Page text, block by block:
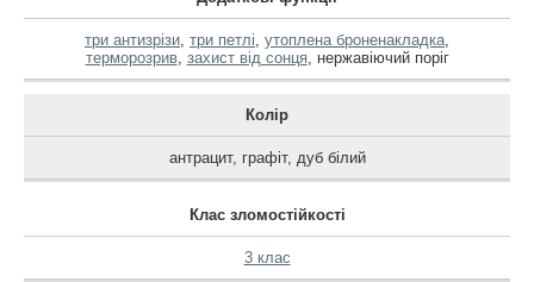
три антизрізи три петлі утоплена броненакладка
терморозрив, захист від сонця, нержавіючий поріг
Колір
антрацит, графіт, дуб білий
Клас зломостійкості
3 клас